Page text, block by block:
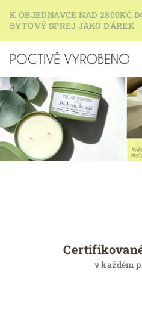
na
obsah
K OBJEDNÁVCE NAD 2800KČ
BYTOVÝ SPREJ JAKO DÁREK
v každém